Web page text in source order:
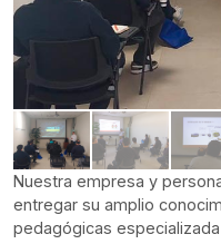
Nuestra empresa y
entregar su amplio
pedagógicas